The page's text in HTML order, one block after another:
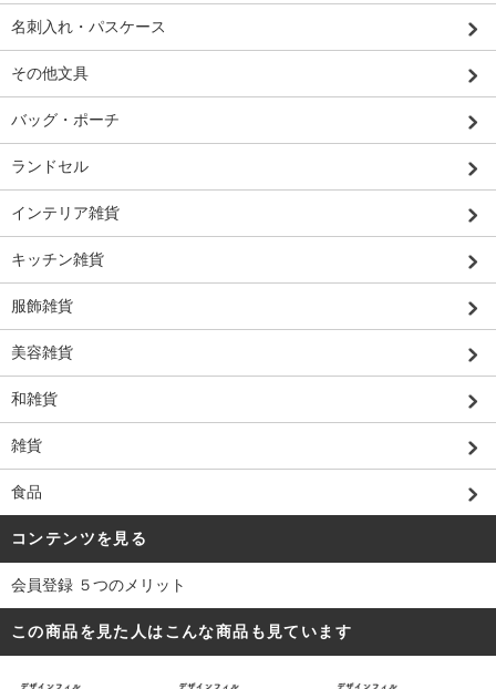
名刺入れ・パスケース
その他文具
バッグ・ポーチ
ランドセル
インテリア雑貨
キッチン雑貨
服飾雑貨
美容雑貨
和雑貨
雑貨
食品
コンテンツを見る
会員登録 ５つのメリット
この商品を見た人はこんな商品も見ています